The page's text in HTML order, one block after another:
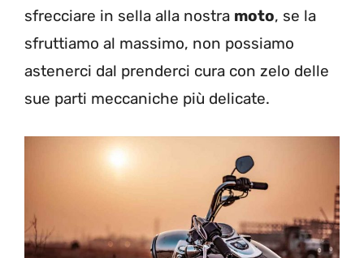
sfrecciare in sella alla nostra moto, se la
sfruttiamo al massimo, non possiamo
astenerci dal prenderci cura con zelo delle
sue parti meccaniche più delicate.